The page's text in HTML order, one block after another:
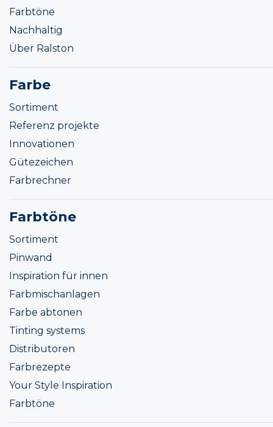
Farbtöne
Nachhaltig
Über Ralston
Farbe
Sortiment
Referenz projekte
Innovationen
Gütezeichen
Farbrechner
Farbtöne
Sortiment
Pinwand
Inspiration für innen
Farbmischanlagen
Farbe abtonen
Tinting systems
Distributoren
Farbrezepte
Your Style Inspiration
Farbtöne